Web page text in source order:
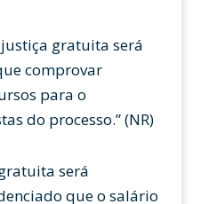
gratuita será
comprovar
para o
do processo.” (NR)
será
que o salário